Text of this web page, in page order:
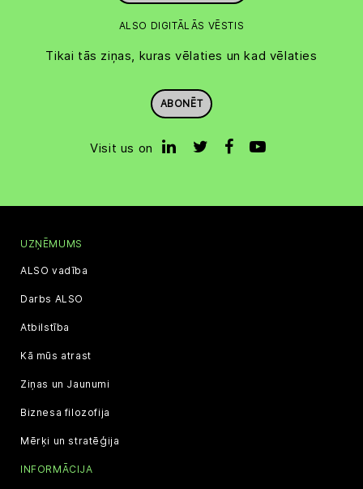
ALSO DIGITĀLĀS VĒSTIS
Tikai tās ziņas, kuras vēlaties un kad vēlaties
ABONĒT
Visit us on
UZŅĒMUMS
ALSO vadība
Darbs ALSO
Atbilstība
Kā mūs atrast
Ziņas un Jaunumi
Biznesa filozofija
Mērķi un stratēģija
INFORMĀCIJA